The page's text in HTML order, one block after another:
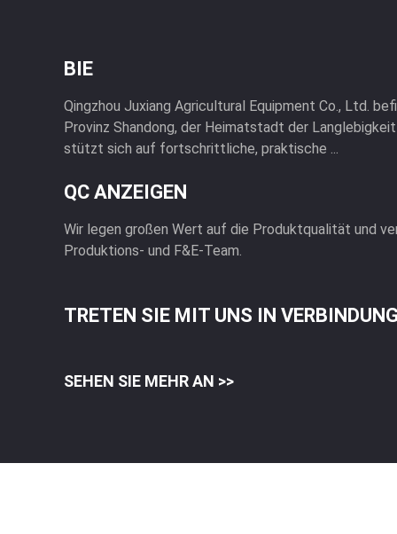
BIE
Qingzhou Juxiang Agricultural Equipment Co., Ltd.
Provinz Shandong, der Heimatstadt der Langlebigkeit
stützt sich auf fortschrittliche, praktische ...
QC ANZEIGEN
Wir legen großen Wert auf die Produktqualität und
Produktions- und F&E-Team.
TRETEN SIE MIT UNS IN VERBINDUNG
SEHEN SIE MEHR AN >>